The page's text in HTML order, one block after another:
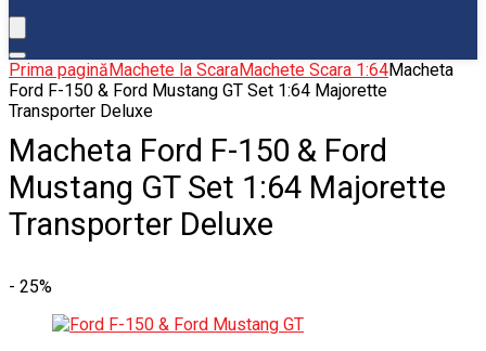
Prima paginăMachete la ScaraMachete Scara 1:64Macheta
Ford F-150 & Ford Mustang GT Set 1:64 Majorette
Transporter Deluxe
Macheta Ford F-150 & Ford
Mustang GT Set 1:64 Majorette
Transporter Deluxe
- 25%